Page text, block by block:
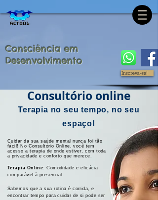
Consciência em
Desenvolvimento
Inscreva-se!
Consultório online
Terapia no seu tempo, no seu
espaço!
Cuidar da sua saúde mental nunca foi tão
fácil! No Consultório Online, você tem
acesso a terapia de onde estiver, com toda
a privacidade e conforto que merece.
Terapia Online: Comodidade e eficácia
comparável à presencial.
Sabemos que a sua rotina é corrida, e
encontrar tempo para cuidar de si pode ser